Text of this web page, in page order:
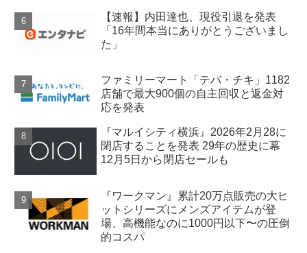
【速報】内田達也、現役引退を発表
「16年間本当にありがとうございまし
た」
ファミリーマート「テバ・チキ」1182
店舗で最大900個の自主回収と返金対
応を発表
『マルイシティ横浜』2026年2月28に
閉店することを発表 29年の歴史に幕
12月5日から閉店セールも
『ワークマン』累計20万点販売の大ヒ
ットシリーズにメンズアイテムが登
場、高機能なのに1000円以下〜の圧倒
的コスパ